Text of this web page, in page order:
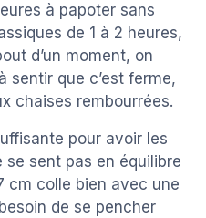
à papoter sans
de 1 à 2 heures,
d’un moment, on
sentir que c’est ferme,
chaises rembourrées.
pour avoir les
sent pas en équilibre
cm colle bien avec une
de se pencher